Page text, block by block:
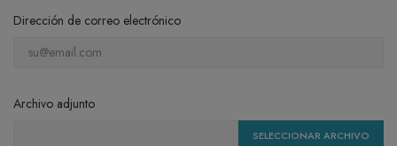
Dirección de correo electrónico
Archivo adjunto
SELECCIONAR ARCHIVO